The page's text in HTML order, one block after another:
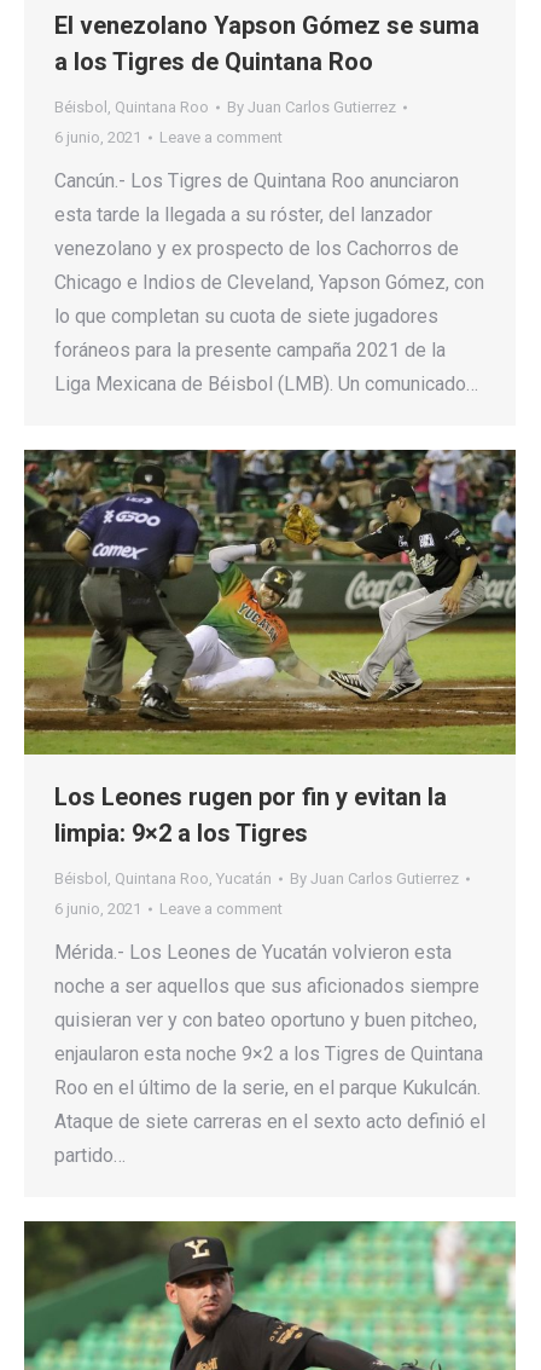
El venezolano Yapson Gómez se suma
a los Tigres de Quintana Roo
Béisbol , Quintana Roo By Juan Carlos Gutierrez
6 junio, 2021
Leave a comment
Cancún.- Los Tigres de Quintana Roo anunciaron
esta tarde la llegada a su róster, del lanzador
venezolano y ex prospecto de los Cachorros de
Chicago e Indios de Cleveland, Yapson Gómez, con
lo que completan su cuota de siete jugadores
foráneos para la presente campaña 2021 de la
Liga Mexicana de Béisbol (LMB). Un comunicado…
Los Leones rugen por fin y evitan la
limpia: 9×2 a los Tigres
Béisbol , Quintana Roo, Yucatán By Juan Carlos Gutierrez
6 junio, 2021
Leave a comment
Mérida.- Los Leones de Yucatán volvieron esta
noche a ser aquellos que sus aficionados siempre
quisieran ver y con bateo oportuno y buen pitcheo,
enjaularon esta noche 9×2 a los Tigres de Quintana
Roo en el último de la serie, en el parque Kukulcán.
Ataque de siete carreras en el sexto acto definió el
partido…